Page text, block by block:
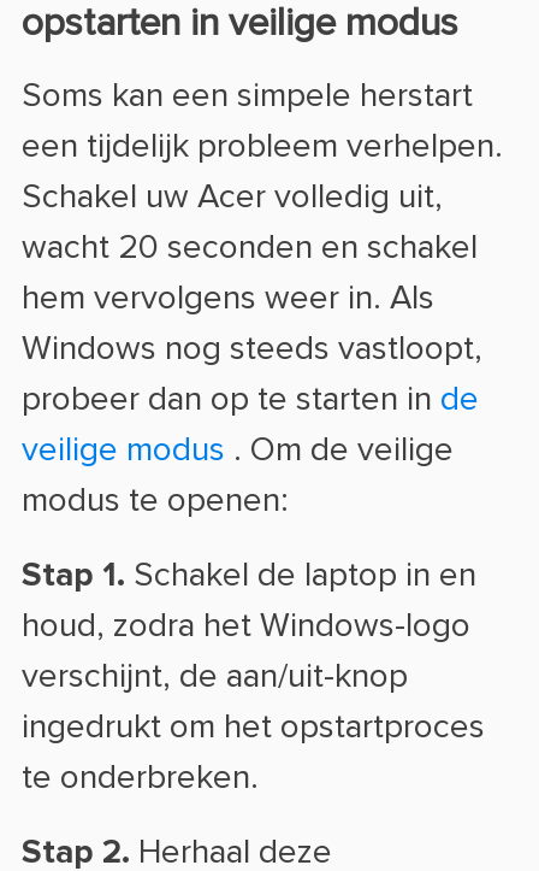
opstarten in veilige modus
Soms kan een simpele herstart
een tijdelijk probleem verhelpen.
Schakel uw Acer volledig uit,
wacht 20 seconden en schakel
hem vervolgens weer in. Als
Windows nog steeds vastloopt,
probeer dan op te starten in de
veilige modus . Om de veilige
modus te openen:
Stap 1. Schakel de laptop in en
houd, zodra het Windows-logo
verschijnt, de aan/uit-knop
ingedrukt om het opstartproces
te onderbreken.
Stap 2. Herhaal deze